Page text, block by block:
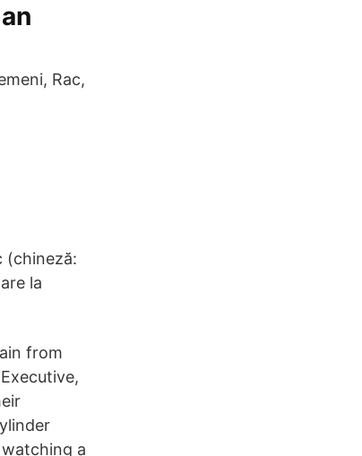
Rac,
(chineză:
la
from
a